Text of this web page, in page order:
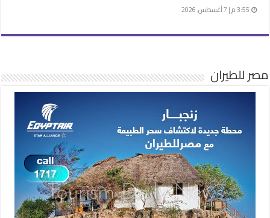
3:55 م | 7 أغسطس، 2026
مصر للطيران